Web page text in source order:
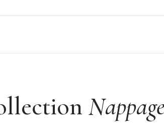
h4,5 ou 6 entremets individuels
riz, palme, carthame, coco, babassu), biscuits